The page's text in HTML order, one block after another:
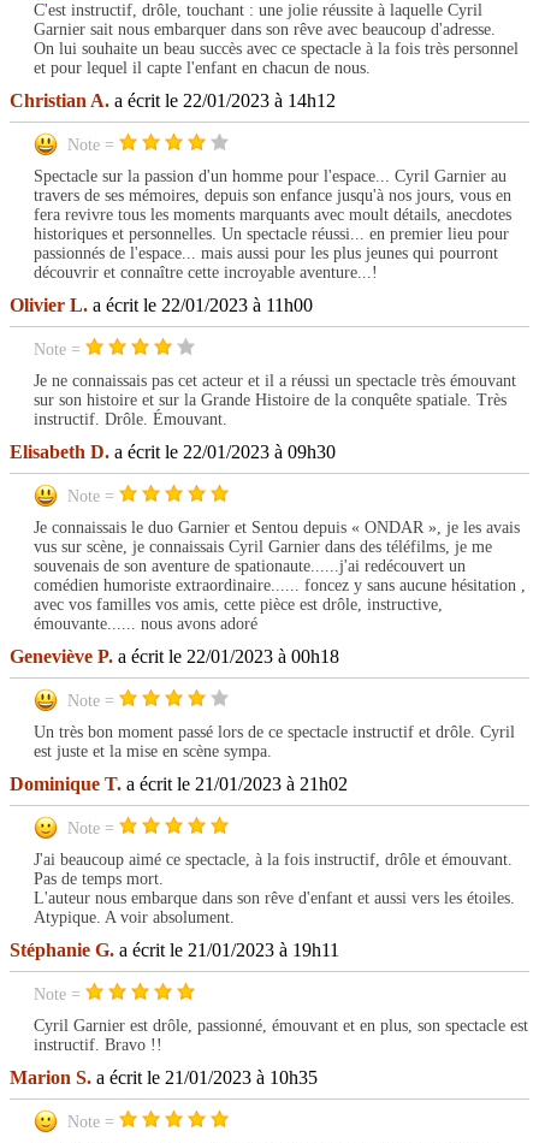
C'est instructif, drôle, touchant : une jolie réussite à laquelle Cyril
Garnier sait nous embarquer dans son rêve avec beaucoup d'adresse.
On lui souhaite un beau succès avec ce spectacle à la fois très personnel
et pour lequel il capte l'enfant en chacun de nous.
Christian A. a écrit le 22/01/2023 à 14h12
Note =
Spectacle sur la passion d'un homme pour l'espace... Cyril Garnier au
travers de ses mémoires, depuis son enfance jusqu'à nos jours, vous en
fera revivre tous les moments marquants avec moult détails, anecdotes
historiques et personnelles. Un spectacle réussi... en premier lieu pour
passionnés de l'espace... mais aussi pour les plus jeunes qui pourront
découvrir et connaître cette incroyable aventure...!
Olivier L. a écrit le 22/01/2023 à 11h00
Note =
Je ne connaissais pas cet acteur et il a réussi un spectacle très émouvant
sur son histoire et sur la Grande Histoire de la conquête spatiale. Très
instructif. Drôle. Émouvant.
Elisabeth D. a écrit le 22/01/2023 à 09h30
Note =
Je connaissais le duo Garnier et Sentou depuis « ONDAR », je les avais
vus sur scène, je connaissais Cyril Garnier dans des téléfilms, je me
souvenais de son aventure de spationaute......j'ai redécouvert un
comédien humoriste extraordinaire...... foncez y sans aucune hésitation ,
avec vos familles vos amis, cette pièce est drôle, instructive,
émouvante...... nous avons adoré
Geneviève P. a écrit le 22/01/2023 à 00h18
Note =
Un très bon moment passé lors de ce spectacle instructif et drôle. Cyril
est juste et la mise en scène sympa.
Dominique T. a écrit le 21/01/2023 à 21h02
Note =
J'ai beaucoup aimé ce spectacle, à la fois instructif, drôle et émouvant.
Pas de temps mort.
L'auteur nous embarque dans son rêve d'enfant et aussi vers les étoiles.
Atypique. A voir absolument.
Stéphanie G. a écrit le 21/01/2023 à 19h11
Note =
Cyril Garnier est drôle, passionné, émouvant et en plus, son spectacle est
instructif. Bravo !!
Marion S. a écrit le 21/01/2023 à 10h35
Note =